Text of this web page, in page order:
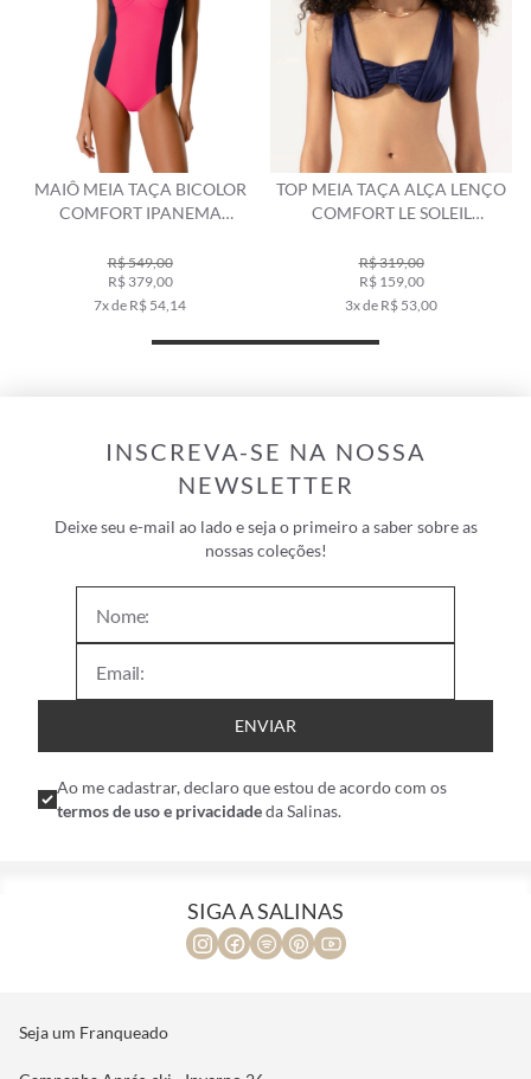
TOP MEIA TAÇA ALÇA LENÇO
COMFORT LE SOLEIL
R$ 319,00
R$ 159,00
3x de R$ 53,00
TOP MEIA TAÇA BRIDÃO
COMFORT LOS ANGELES
R$ 399,00
R$ 239,00
4x de R$ 59,75
INSCREVA-SE NA NOSSA
NEWSLETTER
Deixe seu e-mail ao lado e seja o primeiro a saber sobre as
nossas coleções!
ENVIAR
Ao me cadastrar, declaro que estou de acordo com os
termos de uso e privacidadeda Salinas.
SIGA A SALINAS
Seja um Franqueado